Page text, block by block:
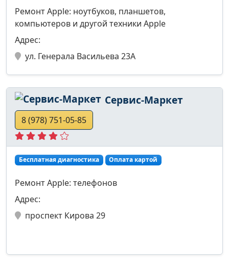
Ремонт Apple: ноутбуков, планшетов,
компьютеров и другой техники Apple
Адрес:
ул. Генерала Васильева 23А
Сервис-Маркет
8 (978) 751-05-85
Бесплатная диагностика Оплата картой
Ремонт Apple: телефонов
Адрес:
проспект Кирова 29